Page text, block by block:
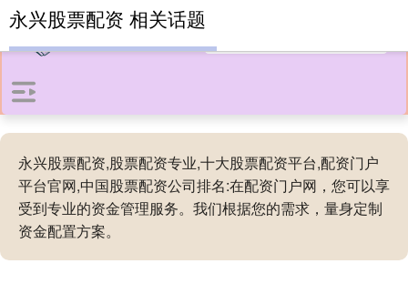
永兴股票配资,股票配资专业,十大股票配资平台,配资门户
平台官网,中国股票配资公司排名:在配资门户网，您可以享
受到专业的资金管理服务。我们根据您的需求，量身定制
资金配置方案。
永兴股票配资 相关话题